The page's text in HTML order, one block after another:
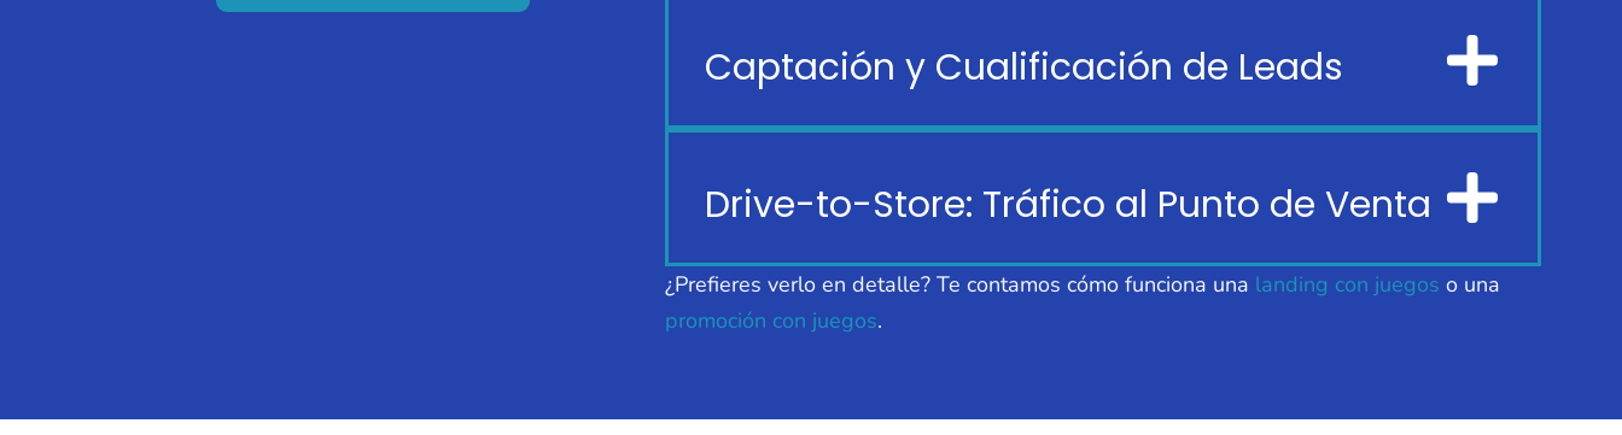
Captación y Cualificación de Leads
Drive-to-Store: Tráfico al Punto de Venta
¿Prefieres verlo en detalle? Te contamos cómo funciona una landing con juegos o una
promoción con juegos.